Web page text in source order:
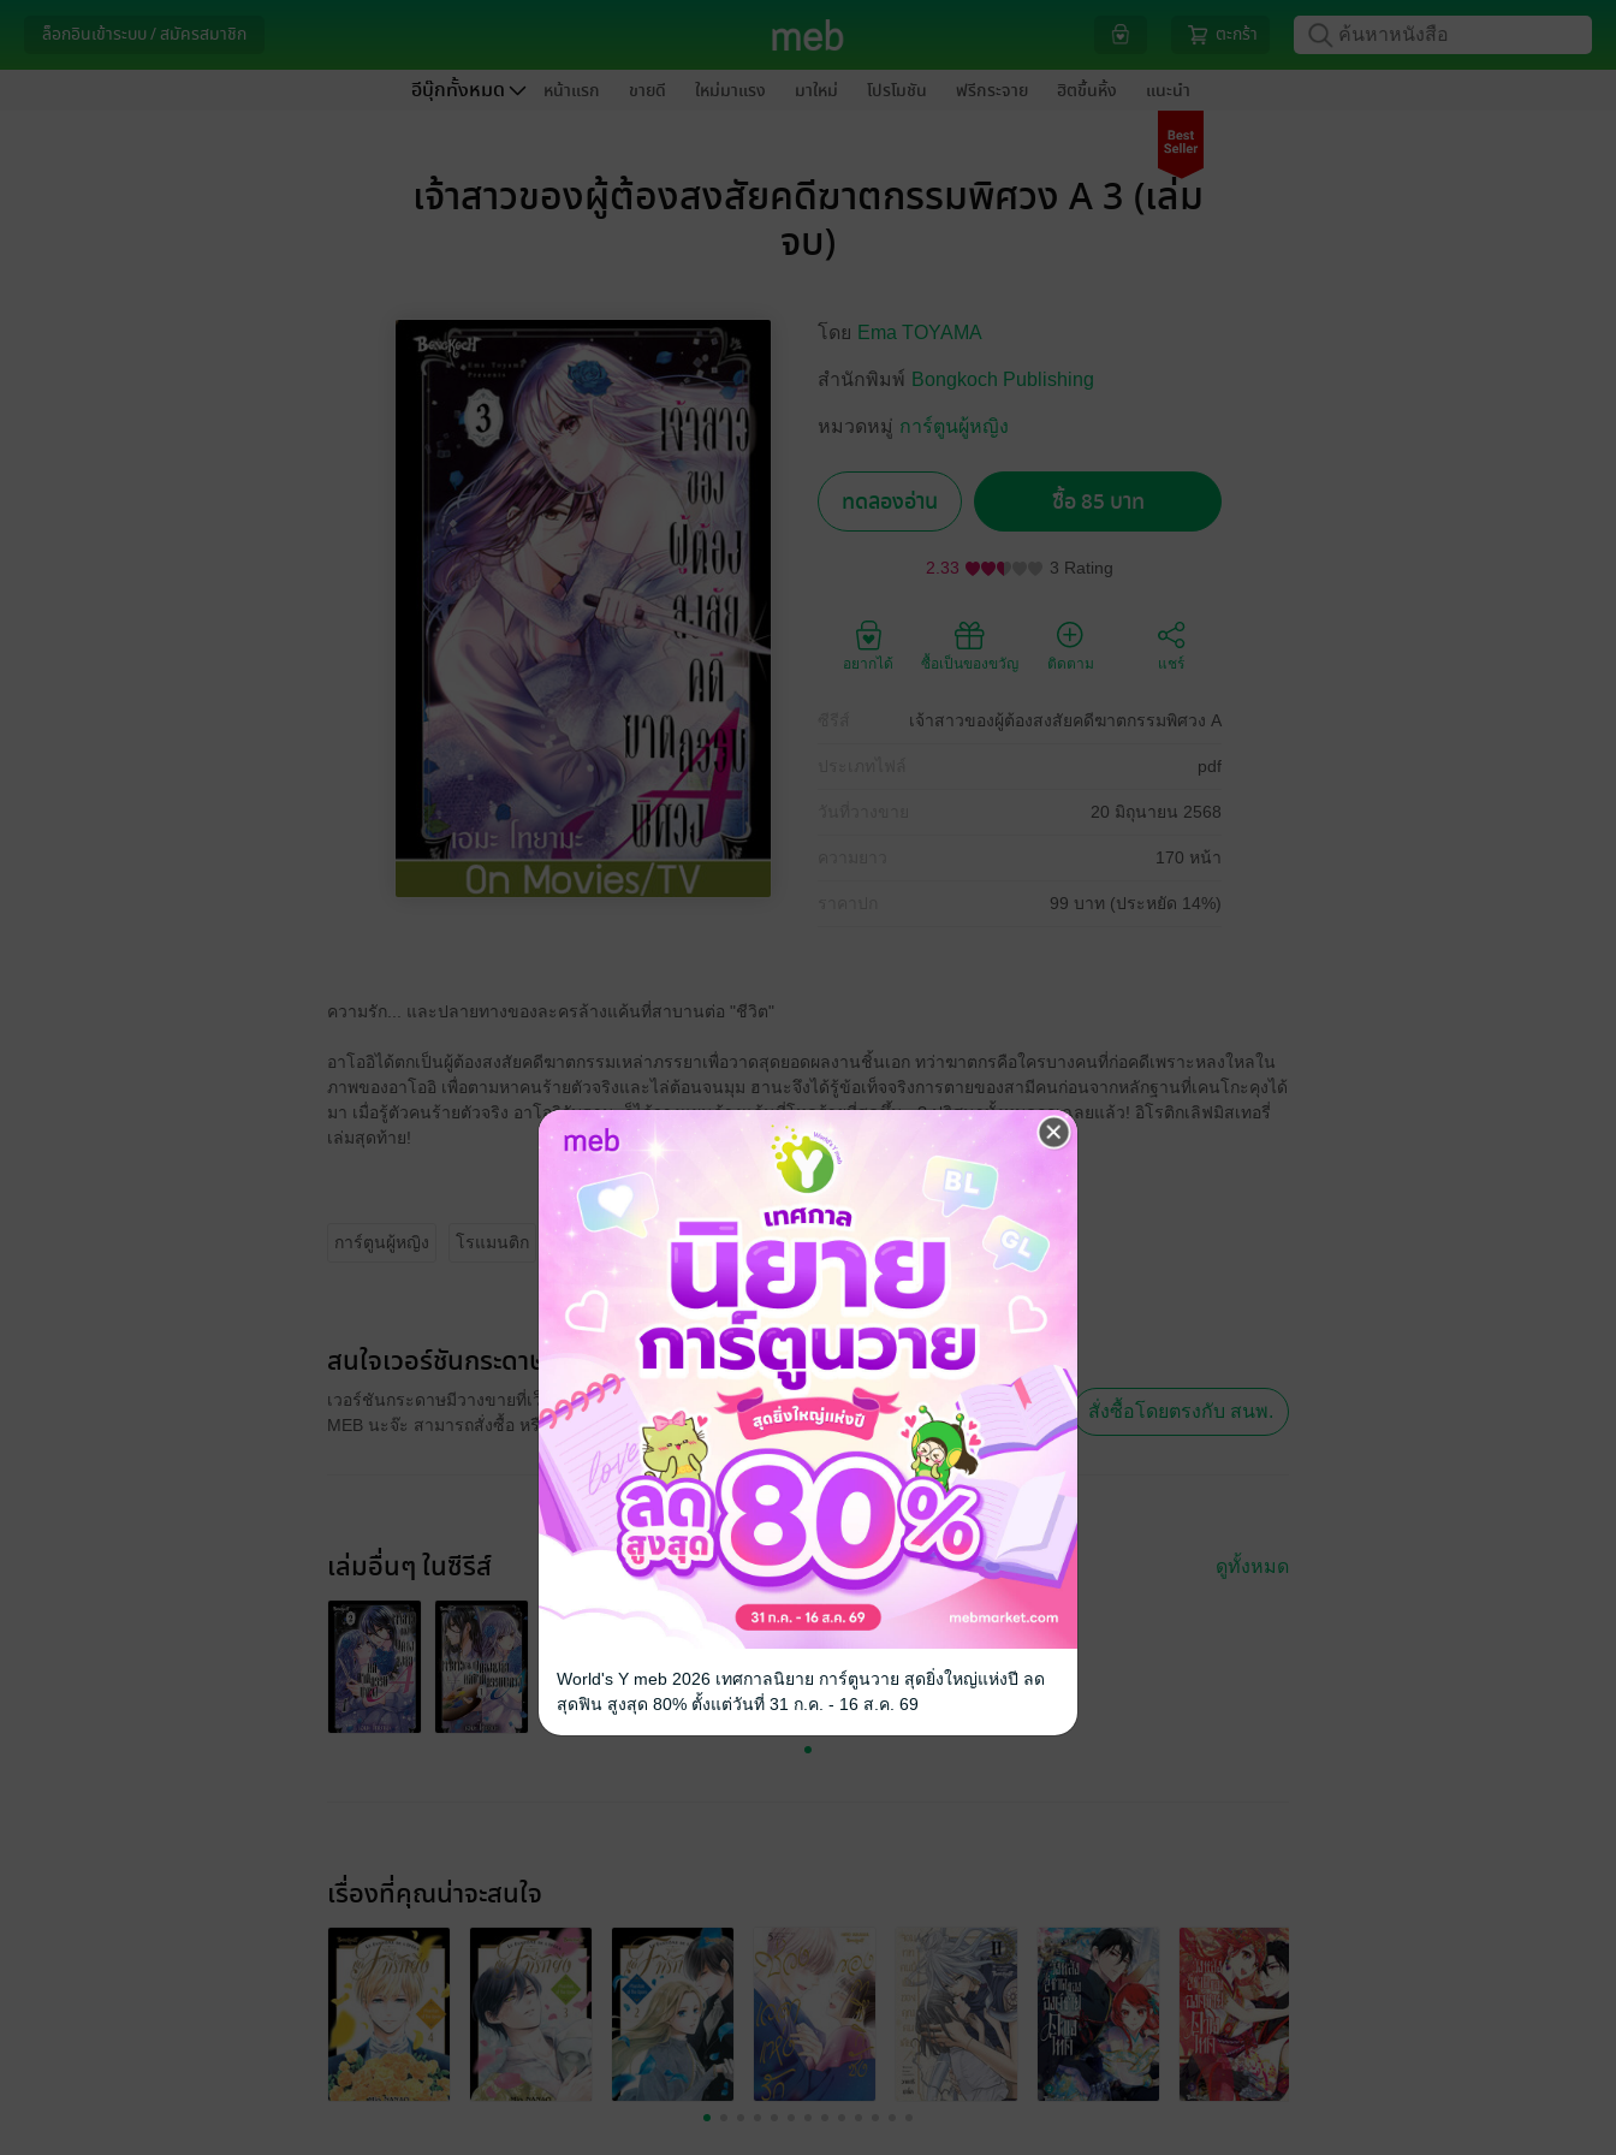
ล็อกอินเข้าระบบ / สมัครสมาชิก ตะกร้า
อีบุ๊กทั้งหมด หน้าแรก ขายดี ใหม่มาแรง มาใหม่ โปรโมชัน ฟรีกระจาย ฮิตขึ้นหิ้ง แนะนำ
เจ้าสาวของผู้ต้องสงสัยคดีฆาตกรรมพิศวง A 3 (เล่ม
จบ)
โดย Ema TOYAMA
สำนักพิมพ์ Bongkoch Publishing
หมวดหมู่ การ์ตูนผู้หญิง
ทดลองอ่าน ซื้อ 85 บาท
2.33 3 Rating
อยากได้ ซื้อเป็นของขวัญ ติดตาม แชร์
เจ้าสาวของผู้ต้องสงสัยคดีฆาตกรรมพิศวง A
pdf
20 มิถุนายน 2568
170 หน้า
99 บาท (ประหยัด 14%)
ความรัก... และปลายทางของละครล้างแค้นที่สาบานต่อ "ชีวิต"
อาโออิได้ตกเป็นผู้ต้องสงสัยคดีฆาตกรรมเหล่าภรรยาเพื่อวาดสุดยอดผลงานชิ้นเอก ทว่าฆาตกรคือใครบางคนที่ก่อคดีเพราะหลงใหลใน
ภาพของอาโออิ เพื่อตามหาคนร้ายตัวจริงและไล่ต้อนจนมุม ฮานะจึงได้รู้ข้อเท็จจริงการตายของสามีคนก่อนจากหลักฐานที่เคนโกะคุงได้
มา เมื่อรู้ตัวคนร้ายตัวจริง อาโออิกับฮานะก็ได้วางแผนล้างแค้นที่โหดร้ายที่สุดขึ้น...? ปริศนาทั้งหมดถูกเฉลยแล้ว! อิโรติกเลิฟมิสเทอรี่
เล่มสุดท้าย!
การ์ตูนผู้หญิง โรแมนติก แก้แค้น อีโรติก ฆาตกรรม
สนใจเวอร์ชันกระดาษ เชิญทางนี้!
เวอร์ชันกระดาษมีวางขายที่เว็บไซต์สำนักพิมพ์ จะไม่มีขายโดย
MEB นะจ๊ะ สามารถสั่งซื้อ หรือติดต่อคนขายโดยตรงเลยจ้ะ
สั่งซื้อโดยตรงกับ สนพ.
เล่มอื่นๆ ในซีรีส์ ดูทั้งหมด
เรื่องที่คุณน่าจะสนใจ
World's Y meb 2026 เทศกาลนิยาย การ์ตูนวาย สุดยิ่งใหญ่แห่งปี ลด
สุดฟิน สูงสุด 80% ตั้งแต่วันที่ 31 ก.ค. - 16 ส.ค. 69